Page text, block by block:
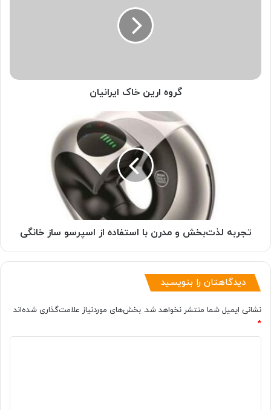
گروه ارین خاک ایرانیان
خانگیتجربه لذت‌بخش و مدرن با استفاده از اسپرسو ساز خانگی
دیدگاهتان را بنویسید
نشانی ایمیل شما منتشر نخواهد شد. بخش‌های موردنیاز علامت‌گذاری شده‌اند
*